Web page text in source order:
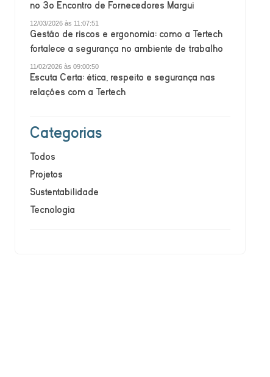
no 3o Encontro de Fornecedores Margui
12/03/2026 às 11:07:51
Gestão de riscos e ergonomia: como a Tertech
fortalece a segurança no ambiente de trabalho
11/02/2026 às 09:00:50
Escuta Certa: ética, respeito e segurança nas
relações com a Tertech
Categorias
Todos
Projetos
Sustentabilidade
Tecnologia